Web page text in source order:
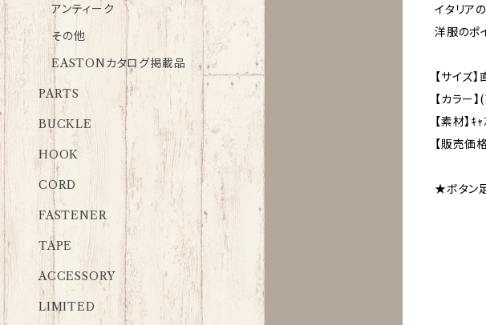
イタリア
洋服のポ
【サイズ
【カラー
【素材】ｷ
【販売価
★ボタン
アンティーク
その他
EASTONカタログ掲載品
PARTS
BUCKLE
HOOK
CORD
FASTENER
TAPE
ACCESSORY
LIMITED